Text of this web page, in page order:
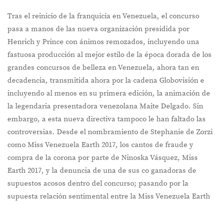
Tras el reinicio de la franquicia en Venezuela, el concurso
pasa a manos de las nueva organización presidida por
Henrich y Prince con ánimos remozados, incluyendo una
fastuosa producción al mejor estilo de la época dorada de los
grandes concursos de belleza en Venezuela, ahora tan en
decadencia, transmitida ahora por la cadena Globovisión e
incluyendo al menos en su primera edición, la animación de
la legendaria presentadora venezolana Maite Delgado. Sin
embargo, a esta nueva directiva tampoco le han faltado las
controversias. Desde el nombramiento de Stephanie de Zorzi
como Miss Venezuela Earth 2017, los cantos de fraude y
compra de la corona por parte de Ninoska Vásquez, Miss
Earth 2017, y la denuncia de una de sus co ganadoras de
supuestos acosos dentro del concurso; pasando por la
supuesta relación sentimental entre la Miss Venezuela Earth